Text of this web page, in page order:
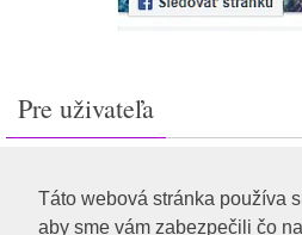
Táto webová stránka používa
aby sme vám zabezpečili čo
Pre uživateľa
Feed záznamov
RSS feed komentárov